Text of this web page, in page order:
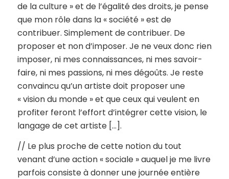
de la culture » et de l’égalité des droits, je pense
que mon rôle dans la « société » est de
contribuer. Simplement de contribuer. De
proposer et non d’imposer. Je ne veux donc rien
imposer, ni mes connaissances, ni mes savoir-
faire, ni mes passions, ni mes dégoûts. Je reste
convaincu qu’un artiste doit proposer une
« vision du monde » et que ceux qui veulent en
profiter feront l’effort d’intégrer cette vision, le
langage de cet artiste […].
// Le plus proche de cette notion du tout
venant d’une action « sociale » auquel je me livre
parfois consiste à donner une journée entière